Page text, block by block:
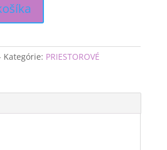
Kategórie: PRIESTOROVÉ